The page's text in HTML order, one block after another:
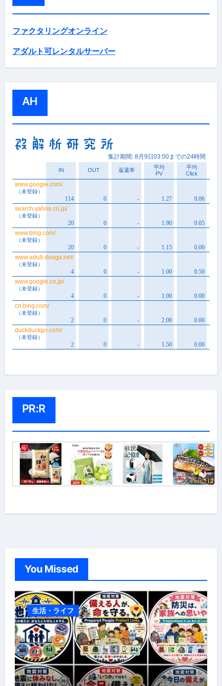
ファクタリングオンライン
アダルト可レンタルサーバー
AH
PR:R
You Missed
生活・ライフ